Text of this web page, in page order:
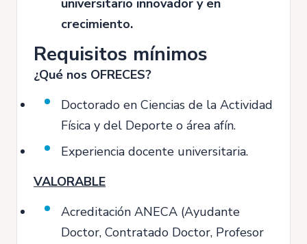
universitario innovador y en
crecimiento.
Requisitos mínimos
¿Qué nos OFRECES?
Doctorado en Ciencias de la Actividad
Física y del Deporte o área afín.
Experiencia docente universitaria.
VALORABLE
Acreditación ANECA (Ayudante
Doctor, Contratado Doctor, Profesor